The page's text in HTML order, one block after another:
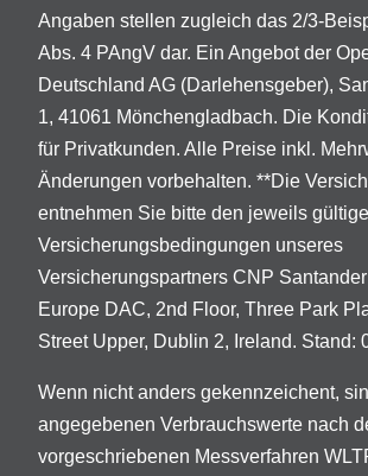
Angaben stellen zugleich das 2/3-
Abs. 4 PAngV dar. Ein Angebot der
Deutschland AG (Darlehensgeber),
1, 41061 Mönchengladbach. Die
für Privatkunden. Alle Preise inkl.
Änderungen vorbehalten. **Die
entnehmen Sie bitte den jeweils
Versicherungsbedingungen unseres
Versicherungspartners CNP
Europe DAC, 2nd Floor, Three Park
Street Upper, Dublin 2, Ireland. Stand:
Wenn nicht anders gekennzeichent,
angegebenen Verbrauchswerte nach
vorgeschriebenen Messverfahren